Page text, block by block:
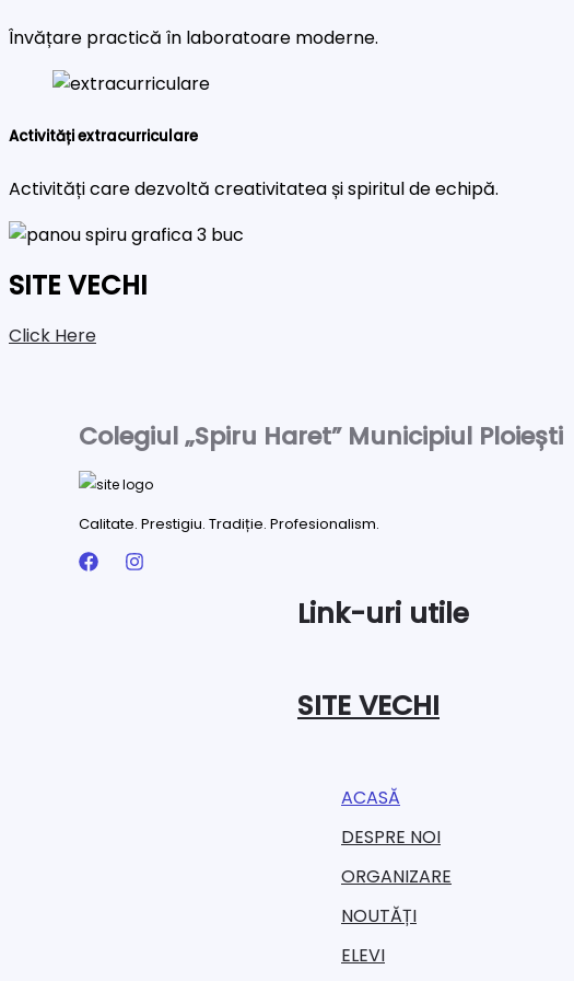
Învățare practică în laboratoare moderne.
Activități extracurriculare
Activități care dezvoltă creativitatea și spiritul de echipă.
SITE VECHI
Click Here
Colegiul „Spiru Haret” Municipiul Ploiești
Calitate. Prestigiu. Tradiție. Profesionalism.
Link-uri utile
SITE VECHI
ACASĂ
DESPRE NOI
ORGANIZARE​
NOUTĂȚI
ELEVI